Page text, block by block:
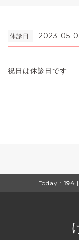
休診日 2023-05-
祝日は休診日です
Today : 194